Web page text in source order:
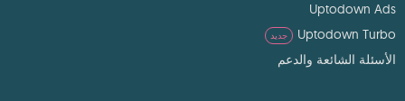
Uptodown Ads
Uptodown Turbo
جديد
الأسئلة الشائعة والدعم